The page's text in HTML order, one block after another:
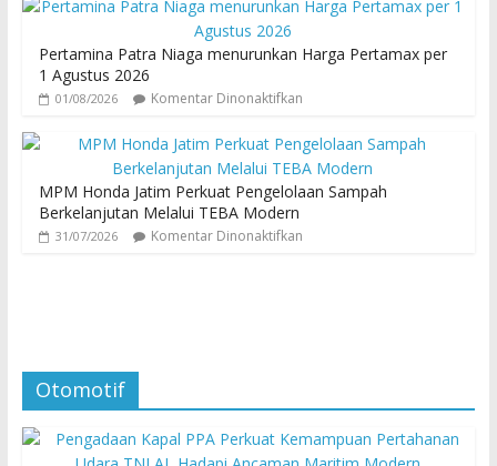
Pertamina Patra Niaga menurunkan Harga Pertamax per
1 Agustus 2026
01/08/2026 Komentar Dinonaktifkan
MPM Honda Jatim Perkuat Pengelolaan Sampah
Berkelanjutan Melalui TEBA Modern
31/07/2026 Komentar Dinonaktifkan
Otomotif